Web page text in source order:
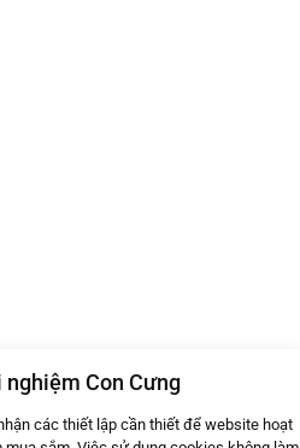
nghiệm Con Cưng
các thiết lập cần thiết để website hoạt